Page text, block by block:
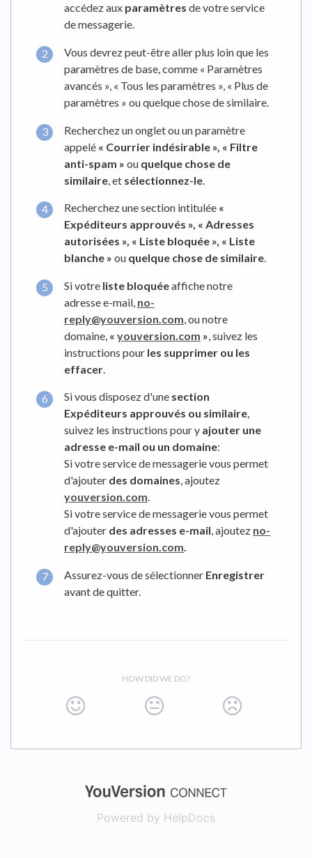
accédez aux paramètres de votre service
de messagerie.
Vous devrez peut-être aller plus loin que les
paramètres de base, comme « Paramètres
avancés », « Tous les paramètres », « Plus de
paramètres » ou quelque chose de similaire.
Recherchez un onglet ou un paramètre
appelé « Courrier indésirable », « Filtre
anti-spam » ou quelque chose de
similaire , et sélectionnez-le
Recherchez une section intitulée «
Expéditeurs approuvés », « Adresses
autorisées », « Liste bloquée », « Liste
blanche » ou quelque chose de similaire.
Si votre liste bloquéeaffiche notre
adresse e-mail, no-
reply@youversion.com , ou notre
domaine, « youversion.com » , suivez les
instructions pour les supprimer ou les
effacer
Si vous disposez d'une section
Expéditeurs approuvés ou similaire,
suivez les instructions pour y ajouter une
adresse e-mail ou un domaine:
Si votre service de messagerie vous permet
d'ajouter des domaines, ajoutez
youversion.com.
Si votre service de messagerie vous permet
d'ajouter des adresses e-mail, ajoutez no-
reply@youversion.com.
Assurez-vous de sélectionner Enregistrer
avant de quitter.
HOW DID WE DO?
(opens in a
Powered by HelpDocs